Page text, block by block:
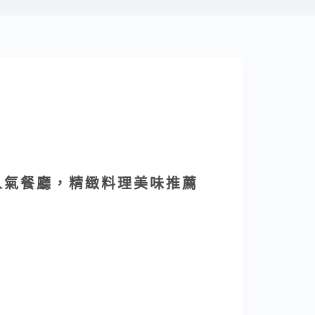
餐廳，精緻料理美味推薦